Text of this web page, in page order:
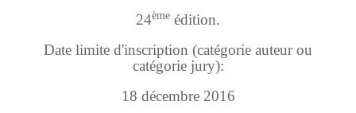
24ème édition.
Date limite d'inscription (catégorie auteur ou
catégorie jury):
18 décembre 2016